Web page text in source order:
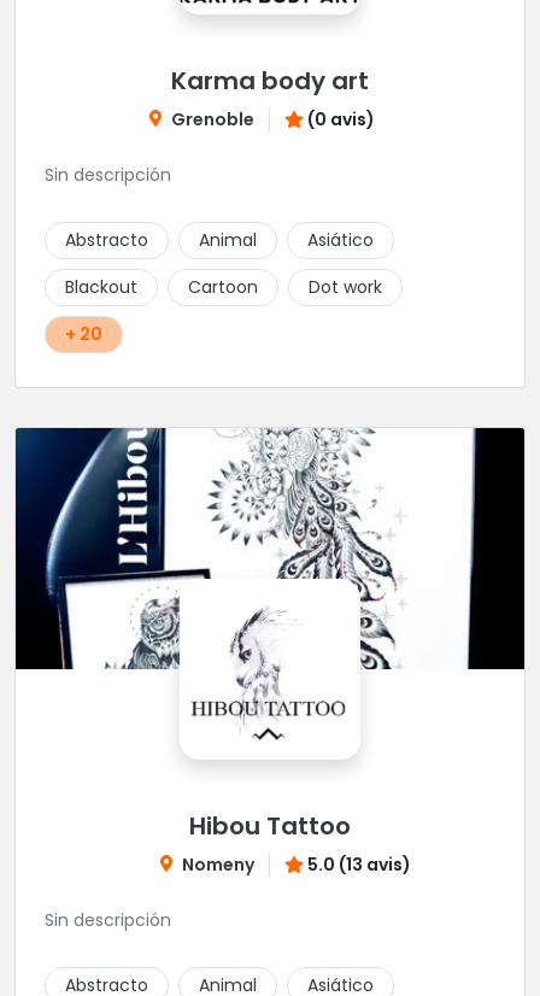
Karma body art
Grenoble (0 avis)
Sin descripción
Abstracto Animal
Asiático
Blackout
Cartoon
Dot work
+ 20
Hibou Tattoo
Nomeny 5.0 (13 avis)
Sin descripción
Abstracto Animal
Asiático